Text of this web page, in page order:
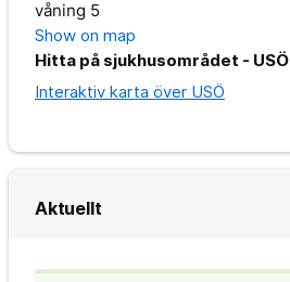
våning 5
Show on map
Hitta på sjukhusområdet - USÖ
Interaktiv karta över USÖ
Aktuellt